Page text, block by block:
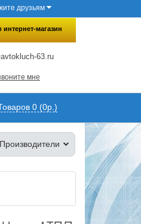
×
друзьям
интернет-магазин
63.ru
мне
0 (0р.)
Производители